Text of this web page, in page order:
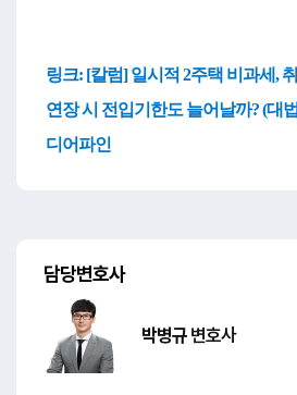
링크: [칼럼] 일시적 2주택 비과세,
연장 시 전입기한도 늘어날까? (대법
디어파인
담당변호사
박병규 변호사